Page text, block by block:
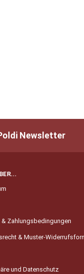
Newsletter
& Zahlungsbedingungen
& Muster-
und Datenschutz